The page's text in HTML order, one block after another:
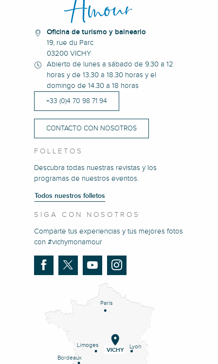
Oficina de turismo y balneario
19, rue du Parc
03200 VICHY
Abierto de lunes a sábado de 9.30 a 12
horas y de 13.30 a 18.30 horas y el
domingo de 14.30 a 18 horas
+33 (0)4 70 98 71 94
CONTACTO CON NOSOTROS
FOLLETOS
Descubra todas nuestras revistas y los
programas de nuestros eventos.
Todos nuestros folletos
SIGA CON NOSOTROS
Comparte tus experiencias y tus mejores fotos
con #vichymonamour
Paris
Lyon
Limoges
Bordeaux
VICHY